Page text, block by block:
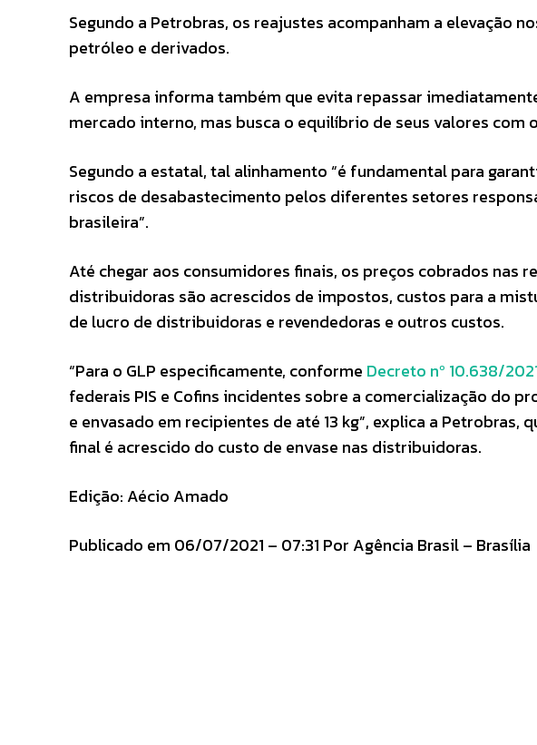
Segundo a Petrobras, os reajustes acompanham a elevação
petróleo e derivados.
A empresa informa também que evita repassar
mercado interno, mas busca o equilíbrio de seus valores
Segundo a estatal, tal alinhamento “é fundamental para
riscos de desabastecimento pelos diferentes setores
brasileira”.
Até chegar aos consumidores finais, os preços cobrados nas
distribuidoras são acrescidos de impostos, custos para a
de lucro de distribuidoras e revendedoras e outros custos.
“Para o GLP especificamente, conforme Decreto nº 10.638/
federais PIS e Cofins incidentes sobre a comercialização do
e envasado em recipientes de até 13 kg”, explica a Petrobras,
final é acrescido do custo de envase nas distribuidoras.
Edição: Aécio Amado
Publicado em 06/07/2021 – 07:31 Por Agência Brasil – Brasília